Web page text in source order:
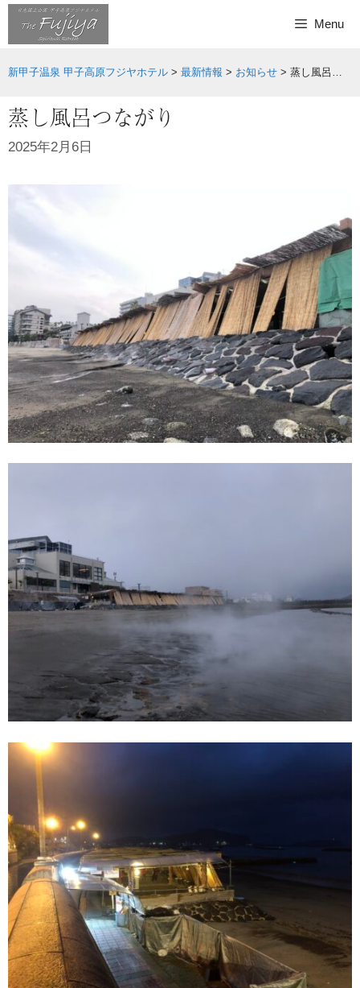
Skip
Menu
新甲子温泉 甲子高原フジヤホテル > 最新情報 > お知らせ > 蒸し風呂つながり
蒸し風呂つながり
2025年2月6日